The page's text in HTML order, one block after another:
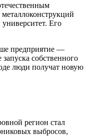
Его
предприятие —
собственного
люди получат новую
регион стал
выбросов,